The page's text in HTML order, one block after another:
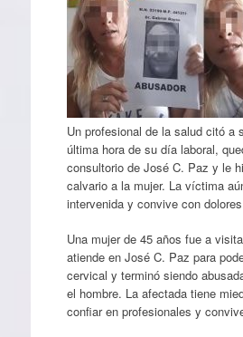
Un profesional de la salud citó a
última hora de su día laboral,
consultorio de José C. Paz y le
calvario a la mujer. La víctima
intervenida y convive con
Una mujer de 45 años fue a
atiende en José C. Paz para
cervical y terminó siendo
el hombre. La afectada tiene
confiar en profesionales y